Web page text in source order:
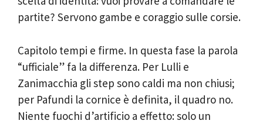
partite? Servono gambe e coraggio sulle corsie.
Capitolo tempi e firme. In questa fase la parola
“ufficiale” fa la differenza. Per Lulli e
Zanimacchia gli step sono caldi ma non chiusi;
per Pafundi la cornice è definita, il quadro no.
Niente fuochi d’artificio a effetto: solo un